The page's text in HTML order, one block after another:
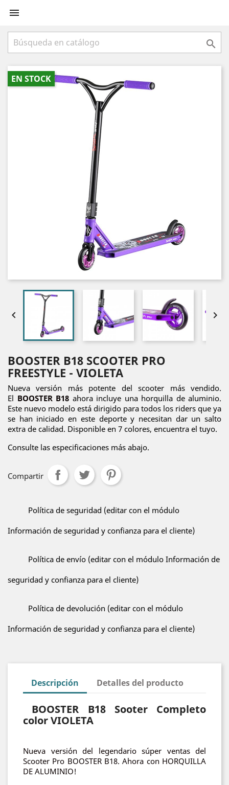


EN STOCK
 
BOOSTER B18 SCOOTER PRO
FREESTYLE - VIOLETA
Nueva versión más potente del scooter más vendido.
El BOOSTER B18 ahora incluye una horquilla de aluminio.
Este nuevo modelo está dirigido para todos los riders que ya
se han iniciado en este deporte y necesitan dar un salto
extra de calidad. Disponible en 7 colores, encuentra el tuyo.
Consulte las especificaciones más abajo.
Compartir
Política de seguridad (editar con el módulo
Información de seguridad y confianza para el cliente)
Política de envío (editar con el módulo Información de
seguridad y confianza para el cliente)
Política de devolución (editar con el módulo
Información de seguridad y confianza para el cliente)
Descripción Detalles del producto
BOOSTER B18 Sooter Completo
color VIOLETA
Nueva versión del legendario súper ventas del
Scooter Pro BOOSTER B18. Ahora con HORQUILLA
DE ALUMINIO!